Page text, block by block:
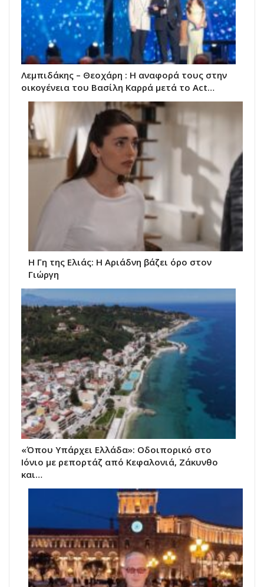
Λεμπιδάκης – Θεοχάρη : Η αναφορά τους στην
οικογένεια του Βασίλη Καρρά μετά το Act…
Η Γη της Ελιάς: Η Αριάδνη βάζει όρο στον
Γιώργη
«Όπου Υπάρχει Ελλάδα»: Οδοιπορικό στο
Ιόνιο με ρεπορτάζ από Κεφαλονιά, Ζάκυνθο
και…